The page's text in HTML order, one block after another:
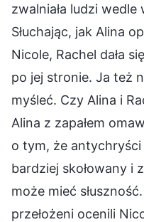
zwalniała ludzi wedle
Słuchając, jak Alina
Nicole, Rachel dała
po jej stronie. Ja też
myśleć. Czy Alina i
Alina z zapałem
o tym, że antychryści
bardziej skołowany i
może mieć
przełożeni ocenili